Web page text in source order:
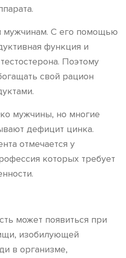
мужчинам. С его помощью
функция и
Поэтому
свой рацион
мужчины, но многие
дефицит цинка.
отмечается у
которых требует
может появиться при
изобилующей
в организме,